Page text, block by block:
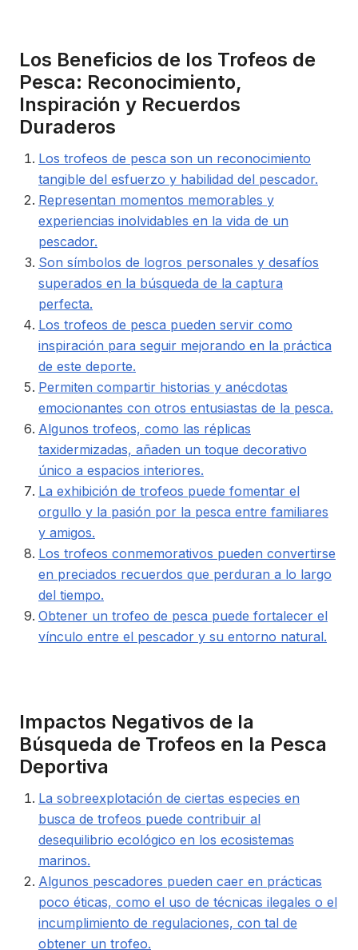
Los Beneficios de los Trofeos de
Pesca: Reconocimiento,
Inspiración y Recuerdos
Duraderos
Los trofeos de pesca son un reconocimiento
tangible del esfuerzo y habilidad del pescador.
Representan momentos memorables y
experiencias inolvidables en la vida de un
pescador.
Son símbolos de logros personales y desafíos
superados en la búsqueda de la captura
perfecta.
Los trofeos de pesca pueden servir como
inspiración para seguir mejorando en la práctica
de este deporte.
Permiten compartir historias y anécdotas
emocionantes con otros entusiastas de la pesca.
Algunos trofeos, como las réplicas
taxidermizadas, añaden un toque decorativo
único a espacios interiores.
La exhibición de trofeos puede fomentar el
orgullo y la pasión por la pesca entre familiares
y amigos.
Los trofeos conmemorativos pueden convertirse
en preciados recuerdos que perduran a lo largo
del tiempo.
Obtener un trofeo de pesca puede fortalecer el
vínculo entre el pescador y su entorno natural.
Impactos Negativos de la
Búsqueda de Trofeos en la Pesca
Deportiva
La sobreexplotación de ciertas especies en
busca de trofeos puede contribuir al
desequilibrio ecológico en los ecosistemas
marinos.
Algunos pescadores pueden caer en prácticas
poco éticas, como el uso de técnicas ilegales o el
incumplimiento de regulaciones, con tal de
obtener un trofeo.